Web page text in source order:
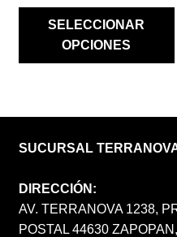
SELECCIONAR
OPCIONES
SUCURSAL
DIRECCIÓN:
AV. TERRANOVA 1238,
POSTAL 44630